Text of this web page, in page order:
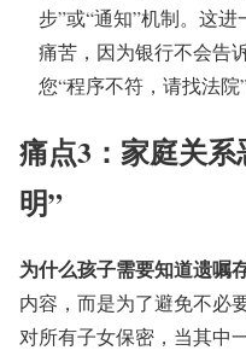
步”或“通知”机制。这进
痛苦，因为银行不会告
您“程序不符，请找法院”
痛点3：家庭关
明”
为什么孩子需要知道遗嘱
内容，而是为了避免不必
对所有子女保密，当其中